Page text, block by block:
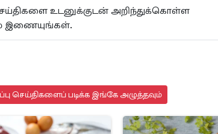
உடனுக்குடன் அறிந்துக்கொள்ள
இணையுங்கள்.
செய்திகளைப் படிக்க இங்கே அழுத்தவும்